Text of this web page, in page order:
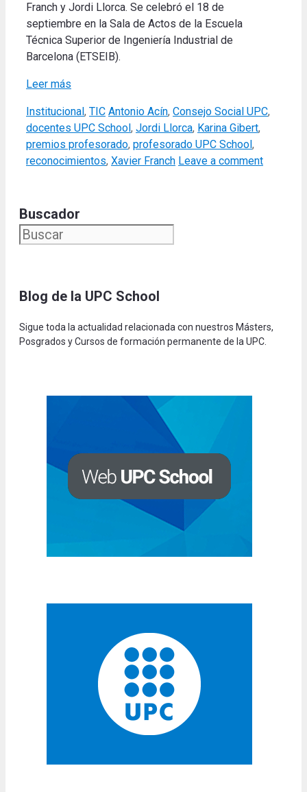
Franch y Jordi Llorca. Se celebró el 18 de
septiembre en la Sala de Actos de la Escuela
Técnica Superior de Ingeniería Industrial de
Barcelona (ETSEIB).
Leer más
Categories
Institucional , TIC Tags
Antonio Acín, Consejo Social UPC,
docentes UPC School , Jordi Llorca, Karina Gibert,
premios profesorado, profesorado UPC School ,
reconocimientos, Xavier Franch Leave a comment
Buscador
Blog de la UPC School
Sigue toda la actualidad relacionada con nuestros Másters,
Posgrados y Cursos de formación permanente de la UPC.